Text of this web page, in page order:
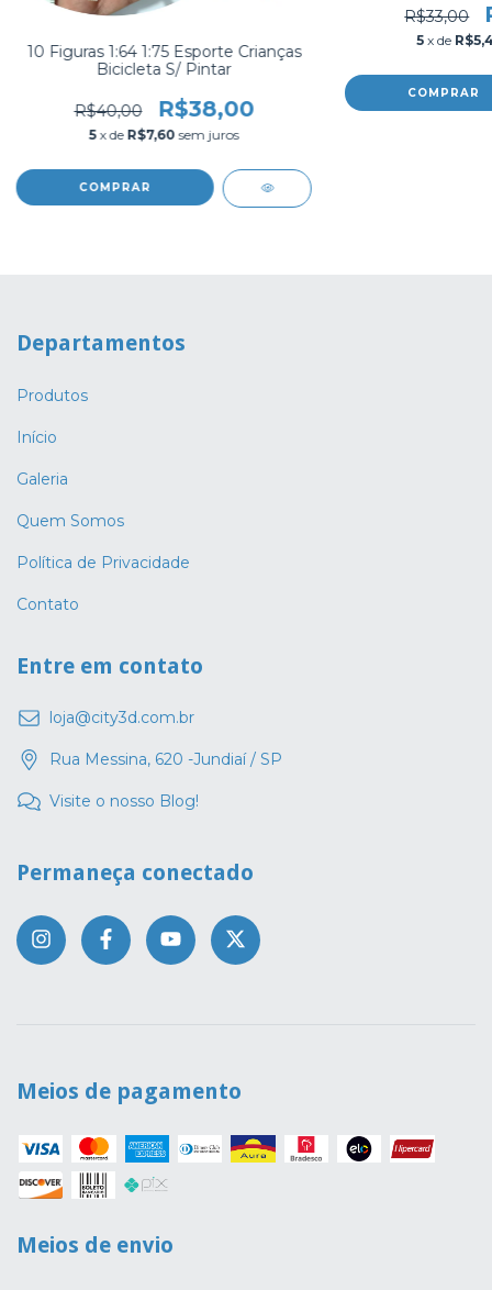
10 Figuras 1:64 1:75 Esporte Crianças
Bicicleta S/ Pintar
R$40,00 R$38,00
5 x de R$7,60 sem juros
COMPRAR
R$33,00
5 x de
COMPRAR
Departamentos
Produtos
Início
Galeria
Quem Somos
Política de Privacidade
Contato
Entre em contato
loja@city3d.com.br
Rua Messina, 620 -Jundiaí / SP
Visite o nosso Blog!
Permaneça conectado
Meios de pagamento
Meios de envio